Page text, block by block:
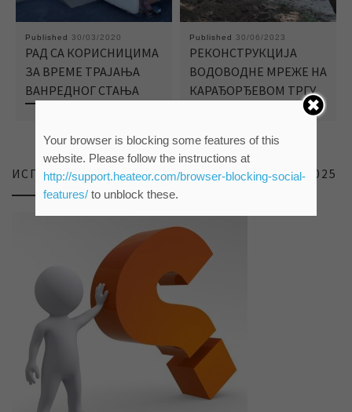
Published 30/03/2020
РАД СА КОРИСНИЦИМА
ЗА ВРЕМЕ ТРАЈАЊА
ВАНРЕДНОГ СТАЊА
Published 30/06/2023
РЕКОНСТРУКЦИЈА
ВОДОВОДНЕ МРЕЖЕ НА
КАРАЂОРЂЕВОМ ТРГУ
ИСПИТИВАЊЕ ЗАДОВОЉСТВА КОРИСНИКА 2025
Your browser is blocking some features of this
website. Please follow the instructions at
http://support.heateor.com/browser-blocking-social-
features/to unblock these.